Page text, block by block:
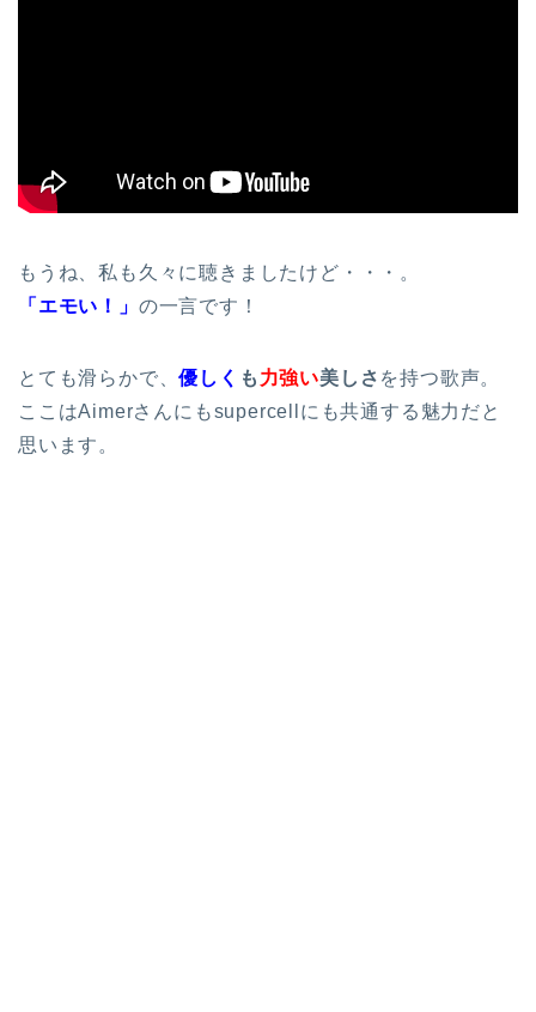
もうね、私も久々に聴きましたけど・・・。
「エモい！」 の一言です！
とても滑らかで、優しく も 力強い美しさ を持つ歌声。
ここはAimerさんにもsupercellにも共通する魅力だと
思います。